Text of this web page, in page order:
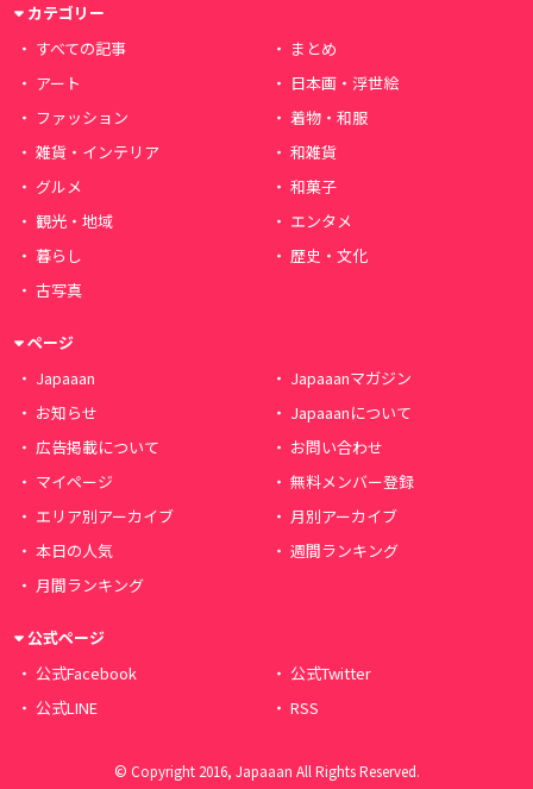
カテゴリー
すべての記事
まとめ
アート
日本画・浮世絵
ファッション
着物・和服
雑貨・インテリア
和雑貨
グルメ
和菓子
観光・地域
エンタメ
暮らし
歴史・文化
古写真
ページ
Japaaan
Japaaanマガジン
お知らせ
Japaaanについて
広告掲載について
お問い合わせ
マイページ
無料メンバー登録
エリア別アーカイブ
月別アーカイブ
本日の人気
週間ランキング
月間ランキング
公式ページ
公式Facebook
公式Twitter
公式LINE
RSS
© Copyright 2016, Japaaan All Rights Reserved.